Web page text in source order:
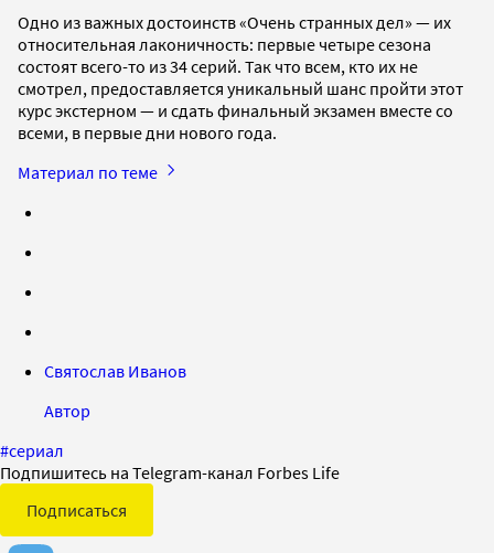
Одно из важных достоинств «Очень странных дел» — их
относительная лаконичность: первые четыре сезона
состоят всего-то из 34 серий. Так что всем, кто их не
смотрел, предоставляется уникальный шанс пройти этот
курс экстерном — и сдать финальный экзамен вместе со
всеми, в первые дни нового года.
Материал по теме
Святослав Иванов
Автор
#сериал
Подпишитесь на Telegram-канал Forbes Life
Подписаться